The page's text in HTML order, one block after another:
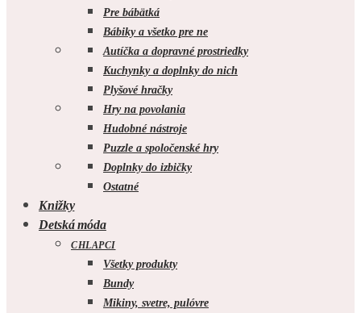
0.00
Pre bábätká
Bábiky a všetko pre ne
Autíčka a dopravné prostriedky
Kuchynky a doplnky do nich
Plyšové hračky
Hry na povolania
Hudobné nástroje
Puzzle a spoločenské hry
Doplnky do izbičky
Ostatné
Knižky
Detská móda
CHLAPCI
Všetky produkty
Bundy
Mikiny, svetre, pulóvre